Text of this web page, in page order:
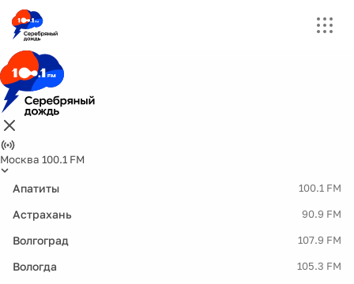
Москва 100.1 FM
Апатиты 100.1 FM
Астрахань 90.9 FM
Волгоград 107.9 FM
Вологда 105.3 FM